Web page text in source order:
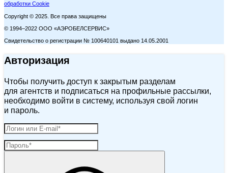
обработки Cookie
Copyright © 2025. Все права защищены
© 1994–2022 ООО «АЭРОБЕЛСЕРВИС»
Свидетельство о регистрации № 100640101 выдано 14.05.2001
Авторизация
Чтобы получить доступ к закрытым разделам
для агентств и подписаться на профильные рассылки,
необходимо войти в систему, используя свой логин
и пароль.